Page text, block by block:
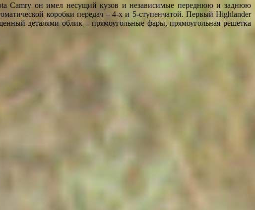
Camry он имел несущий кузов и независимые переднюю и заднюю
коробки передач – 4-х и 5-ступенчатой. Первый Highlander
деталями облик – прямоугольные фары, прямоугольная решетка